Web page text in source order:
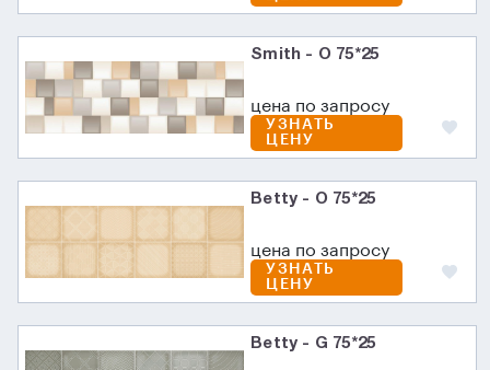
Smith - O 75*25
цена по запросу
УЗНАТЬ
ЦЕНУ
Betty - O 75*25
цена по запросу
УЗНАТЬ
ЦЕНУ
Betty - G 75*25